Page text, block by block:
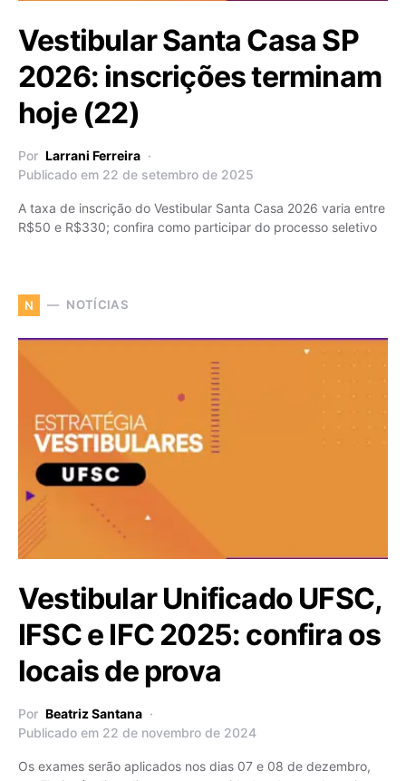
Vestibular Santa Casa SP
2026: inscrições terminam
hoje (22)
Por Larrani Ferreira
Publicado em 22 de setembro de 2025
A taxa de inscrição do Vestibular Santa Casa 2026 varia entre
R$50 e R$330; confira como participar do processo seletivo
N NOTÍCIAS
Vestibular Unificado UFSC,
IFSC e IFC 2025: confira os
locais de prova
Por Beatriz Santana
Publicado em 22 de novembro de 2024
Os exames serão aplicados nos dias 07 e 08 de dezembro,